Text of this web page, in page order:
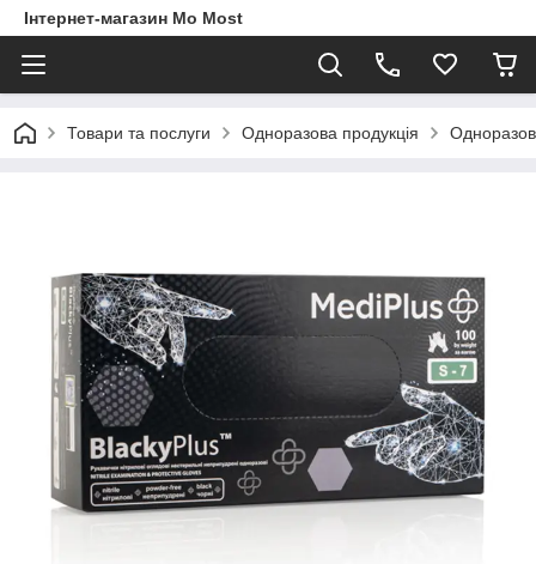
Інтернет-магазин Mo Most
Товари та послуги Одноразова продукція